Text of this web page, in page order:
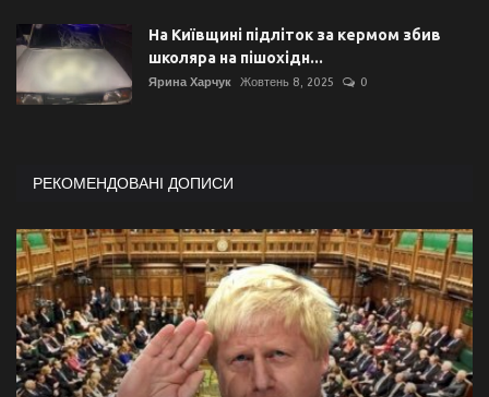
На Київщині підліток за кермом збив
школяра на пішохідн...
Ярина Харчук Жовтень 8, 2025 0
РЕКОМЕНДОВАНІ ДОПИСИ